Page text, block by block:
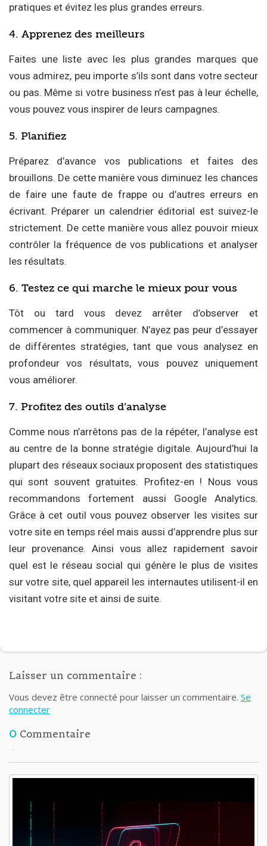
pratiques et évitez les plus grandes erreurs.
4. Apprenez des meilleurs
Faites une liste avec les plus grandes marques que
vous admirez, peu importe s’ils sont dans votre secteur
ou pas. Même si votre business n’est pas à leur échelle,
vous pouvez vous inspirer de leurs campagnes.
5. Planifiez
Préparez d’avance vos publications et faites des
brouillons. De cette manière vous diminuez les chances
de faire une faute de frappe ou d’autres erreurs en
écrivant. Préparer un calendrier éditorial est suivez-le
strictement. De cette manière vous allez pouvoir mieux
contrôler la fréquence de vos publications et analyser
les résultats.
6. Testez ce qui marche le mieux pour vous
Tôt ou tard vous devez arrêter d’observer et
commencer à communiquer. N’ayez pas peur d’essayer
de différentes stratégies, tant que vous analysez en
profondeur vos résultats, vous pouvez uniquement
vous améliorer.
7. Profitez des outils d’analyse
Comme nous n’arrêtons pas de la répéter, l’analyse est
au centre de la bonne stratégie digitale. Aujourd’hui la
plupart des réseaux sociaux proposent des statistiques
qui sont souvent gratuites. Profitez-en ! Nous vous
recommandons fortement aussi Google Analytics.
Grâce à cet outil vous pouvez observer les visites sur
votre site en temps réel mais aussi d’apprendre plus sur
leur provenance. Ainsi vous allez rapidement savoir
quel est le réseau social qui génère le plus de visites
sur votre site, quel appareil les internautes utilisent-il en
visitant votre site et ainsi de suite.
Laisser un commentaire :
Vous devez être connecté pour laisser un commentaire. Se
connecter
0 Commentaire
Lisez aussi: